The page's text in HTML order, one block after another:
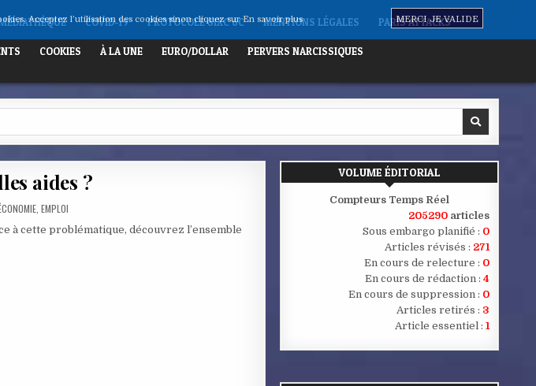
COVID-19 PROTOCOLE SIXC 6C MENTIONS LÉGALES PARIS ATTACKS
COOKIES À LA UNE EURO/DOLLAR PERVERS NARCISSIQUES
aides ?
EMPLOI
à cette problématique, découvrez l’ensemble
VOLUME ÉDITORIAL
Compteurs Temps Réel
205290 articles
Sous embargo planifié : 0
Articles révisés : 271
En cours de relecture : 0
En cours de rédaction : 4
En cours de suppression : 0
Articles retirés : 3
Article essentiel : 1
Acceptez l’utilisation des cookies sinon cliquez surEn savoir plus MERCI JE VALIDE